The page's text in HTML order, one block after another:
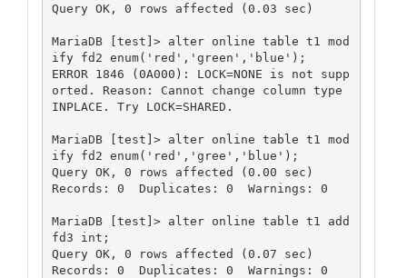
Query OK, 0 rows affected (0.03 sec)
MariaDB [test]> alter online table t1 mod
ify fd2 enum('red','green','blue');
ERROR 1846 (0A000): LOCK=NONE is not supp
orted. Reason: Cannot change column type
INPLACE. Try LOCK=SHARED.
MariaDB [test]> alter online table t1 mod
ify fd2 enum('red','gree','blue');
Query OK, 0 rows affected (0.00 sec)
Records: 0  Duplicates: 0  Warnings: 0
MariaDB [test]> alter online table t1 add
fd3 int;
Query OK, 0 rows affected (0.07 sec)
Records: 0  Duplicates: 0  Warnings: 0